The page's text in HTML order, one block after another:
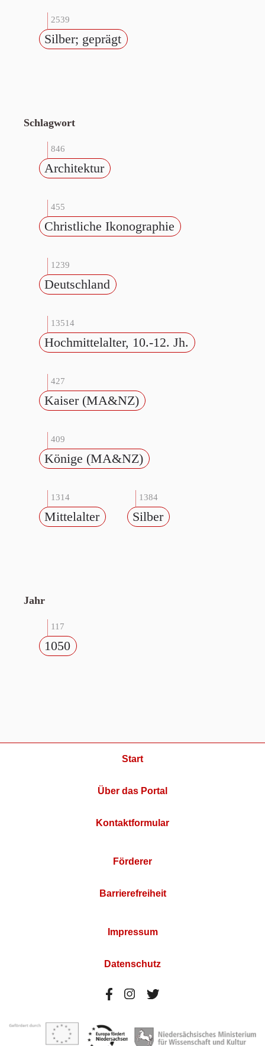
2539
Silber; geprägt
Schlagwort
846
Architektur
455
Christliche Ikonographie
1239
Deutschland
13514
Hochmittelalter, 10.-12. Jh.
427
Kaiser (MA&NZ)
409
Könige (MA&NZ)
1314
Mittelalter
1384
Silber
Jahr
117
1050
Start
Über das Portal
Kontaktformular
Förderer
Barrierefreiheit
Impressum
Datenschutz